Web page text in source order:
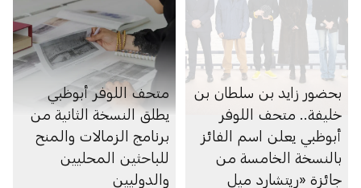
بحضور زايد بن سلطان بن
خليفة.. متحف اللوفر
أبوظبي يعلن اسم الفائز
بالنسخة الخامسة من
جائزة «ريتشارد ميل
متحف اللوفر أبوظبي
يطلق النسخة الثانية من
برنامج الزمالات والمنح
للباحثين المحليين
والدوليين